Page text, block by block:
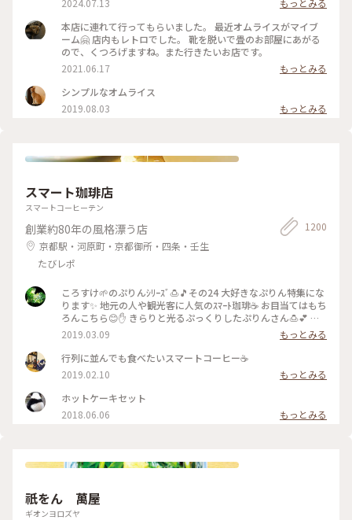
本店に連れて行ってもらいました。 最近オムライスがマイブ
ーム🤗 店内もレトロでした。 靴を脱いで畳のお部屋にあがる
ので、くつろげますね。また行きたいお店です。
2021.06.17
もっとみる
シンプルなオムライス
2019.08.03
もっとみる
スマート珈琲店
スマートコーヒーテン
創業約80年の風格漂う店
京都駅・河原町・京都御所・四条・壬生
たびレポ
1200
ころすけ🌱のぷりんｼﾘｰｽﾞ🍮🎵その24 大好きなぷりん特集にな
ります✨ 地元の人や観光客に人気のｽﾏｰﾄ珈琲☕️ お目当てはもち
ろんこちら😊✋ きらりと光るぷっくりしたぷりんさん🍮💕 固
めで卵を感じる昔ながらのお味です😊ｶﾗﾒﾙｿｰｽはとても優しく
苦味がなくて美味しかった～(*´∀｀*)🎶 ｶﾞﾗｽのお皿もお店の
昭和ﾚﾄﾛな雰囲気にぴったり合っていました💓たまごｻﾝﾄﾞもﾎｯﾄ
ｹｰｷも美味しくて京都に来たらおすすめな喫茶店です🍴 #スマ
ート珈琲 #ぷりん #プリン #昔ながら #光る #レトロ #昭和レト
ロ #喫茶店 #お目当て #自家製 #京都 #ぷりんシリーズ
2019.03.09
もっとみる
行列に並んでも食べたいスマートコーヒー☕️
2019.02.10
もっとみる
ホットケーキセット
2018.06.06
もっとみる
祇をん 萬屋
ギオンヨロズヤ